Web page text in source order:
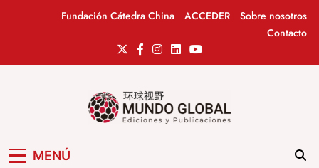
Fundación Cátedra China ACCEDER
Sobre nosotros
Contacto
MENÚ